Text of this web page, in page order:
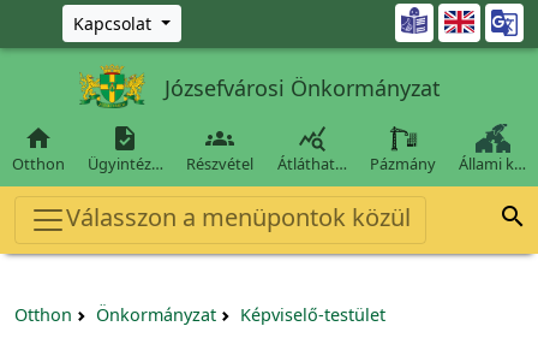
Ugrás a fő tartalomra
Kapcsolat 
Józsefvárosi Önkormányzat

Otthon

Ügyintéz…

Részvétel

Átláthat… Pázmány Állami k…
Válasszon a menüpontok közül 
Otthon Önkormányzat Képviselő-testület